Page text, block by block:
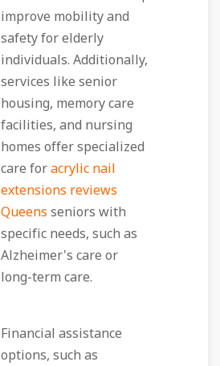
improve mobility and
safety for elderly
individuals. Additionally,
services like senior
housing, memory care
facilities, and nursing
homes offer specialized
care foracrylic nail
extensions reviews
Queens seniors with
specific needs, such as
Alzheimer's care or
long-term care.
Financial assistance
options, such as